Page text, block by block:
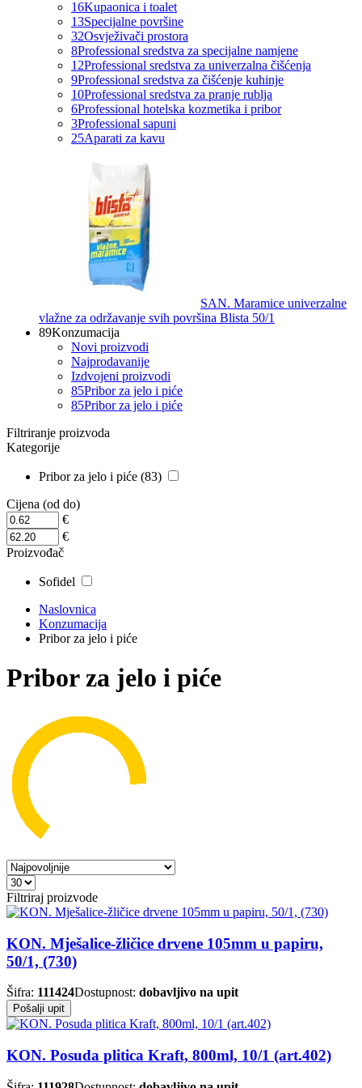
16Kupaonica i toalet
13Specijalne površine
32Osvježivači prostora
8Professional sredstva za specijalne namjene
12Professional sredstva za univerzalna čišćenja
9Professional sredstva za čišćenje kuhinje
10Professional sredstva za pranje rublja
6Professional hotelska kozmetika i pribor
3Professional sapuni
25Aparati za kavu
SAN. Maramice univerzalne
vlažne za održavanje svih površina Blista 50/1
89Konzumacija
Novi proizvodi
Najprodavanije
Izdvojeni proizvodi
85Pribor za jelo i piće
85Pribor za jelo i piće
Filtriranje proizvoda
Kategorije
Pribor za jelo i piće (83)
Cijena (od do)
€
€
Proizvođač
Sofidel
Naslovnica
Konzumacija
Pribor za jelo i piće
Pribor za jelo i piće
Filtriraj proizvode
KON. Mješalice-žličice drvene 105mm u papiru,
50/1, (730)
Šifra: 111424Dostupnost: dobavljivo na upit
Pošalji upit
KON. Posuda plitica Kraft, 800ml, 10/1 (art.402)